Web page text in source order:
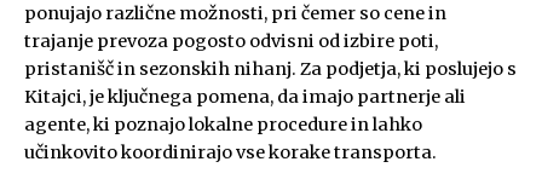
ponujajo različne možnosti, pri čemer so cene in
trajanje prevoza pogosto odvisni od izbire poti,
pristanišč in sezonskih nihanj. Za podjetja, ki poslujejo s
Kitajci, je ključnega pomena, da imajo partnerje ali
agente, ki poznajo lokalne procedure in lahko
učinkovito koordinirajo vse korake transporta.